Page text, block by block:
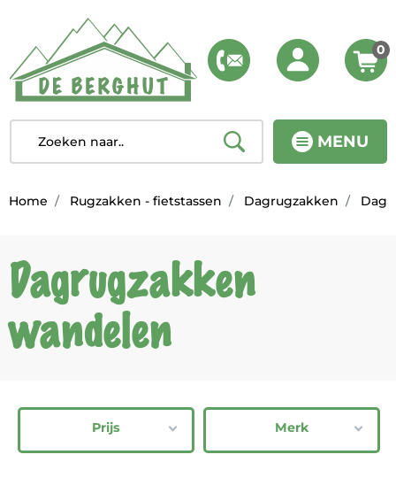
MENU
0
Home Rugzakken - fietstassen Dagrugzakken
Dagrugzakken
wandelen
Prijs Merk